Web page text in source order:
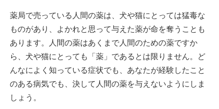
薬局で売っている人間の薬は、犬や猫にとっては猛毒な
ものがあり、よかれと思って与えた薬が命を奪うことも
あります。人間の薬はあくまで人間のための薬ですか
ら、犬や猫にとっても「薬」であるとは限りません。ど
んなによく知っている症状でも、あなたが経験したこと
のある病気でも、決して人間の薬を与えないようにしま
しょう。